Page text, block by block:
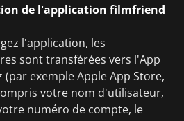
de l'application filmfriend
l'application, les
sont transférées vers l'App
exemple Apple App Store,
votre nom d'utilisateur,
numéro de compte, le